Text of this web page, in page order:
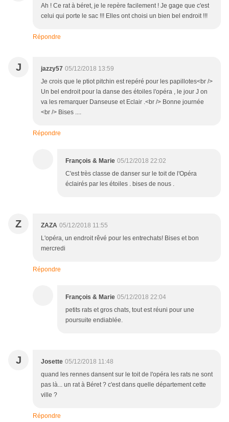
Ah ! Ce rat à béret, je le repère facilement ! Je gage que c'est
celui qui porte le sac !!! Elles ont choisi un bien bel endroit !!!
Répondre
J jazzy57 05/12/2018 13:59
Je crois que le ptiot pitchin est repéré pour les papillotes<br />
Un bel endroit pour la danse des étoiles l'opéra , le jour J on
va les remarquer Danseuse et Eclair .<br /> Bonne journée
<br /> Bises ....
Répondre
François & Marie 05/12/2018 22:02
C'est très classe de danser sur le toit de l'Opéra
éclairés par les étoiles . bises de nous .
Z ZAZA 05/12/2018 11:55
L'opéra, un endroit rêvé pour les entrechats! Bises et bon
mercredi
Répondre
François & Marie 05/12/2018 22:04
petits rats et gros chats, tout est réuni pour une
poursuite endiablée.
J Josette 05/12/2018 11:48
quand les rennes dansent sur le toit de l'opéra les rats ne sont
pas là... un rat à Béret ? c'est dans quelle département cette
ville ?
Répondre